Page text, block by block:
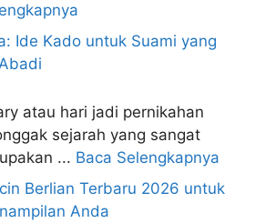
Ide Kado untuk Suami yang
atau hari jadi pernikahan
sejarah yang sangat
... Baca Selengkapnya
Berlian Terbaru 2026 untuk
Anda